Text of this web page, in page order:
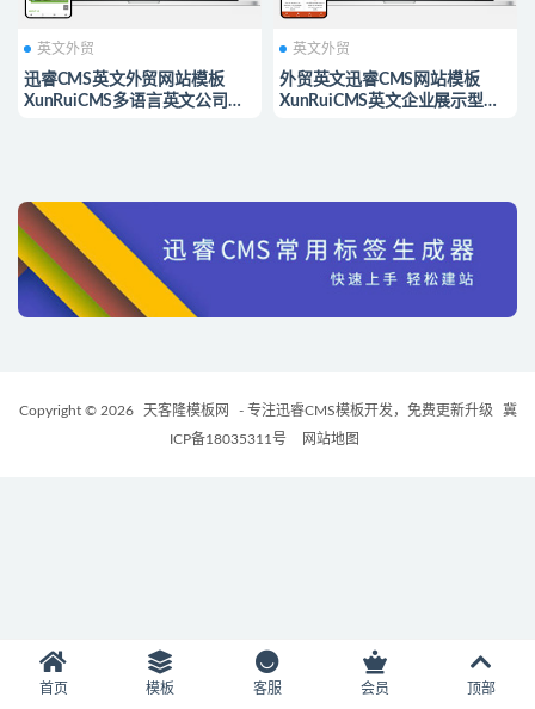
英文外贸
迅睿CMS英文外贸网站模板
XunRuiCMS多语言英文公司模
英文外贸
外贸英文迅睿CMS网站模板
XunRuiCMS英文企业展示型模
Copyright © 2026 天客隆模板网 - 专注迅睿CMS模板开发，免费更新升级
冀
ICP备18035311号
网站地图
首页 模板 客服 会员 顶部